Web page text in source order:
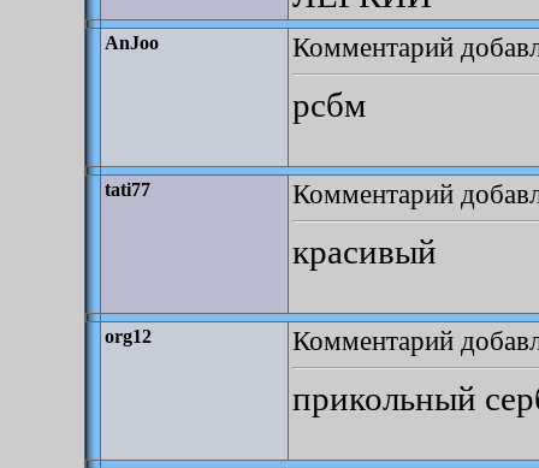
AnJoo Комментарий
рсбм
tati77 Комментарий
красивый
org12 Комментарий
прикольный